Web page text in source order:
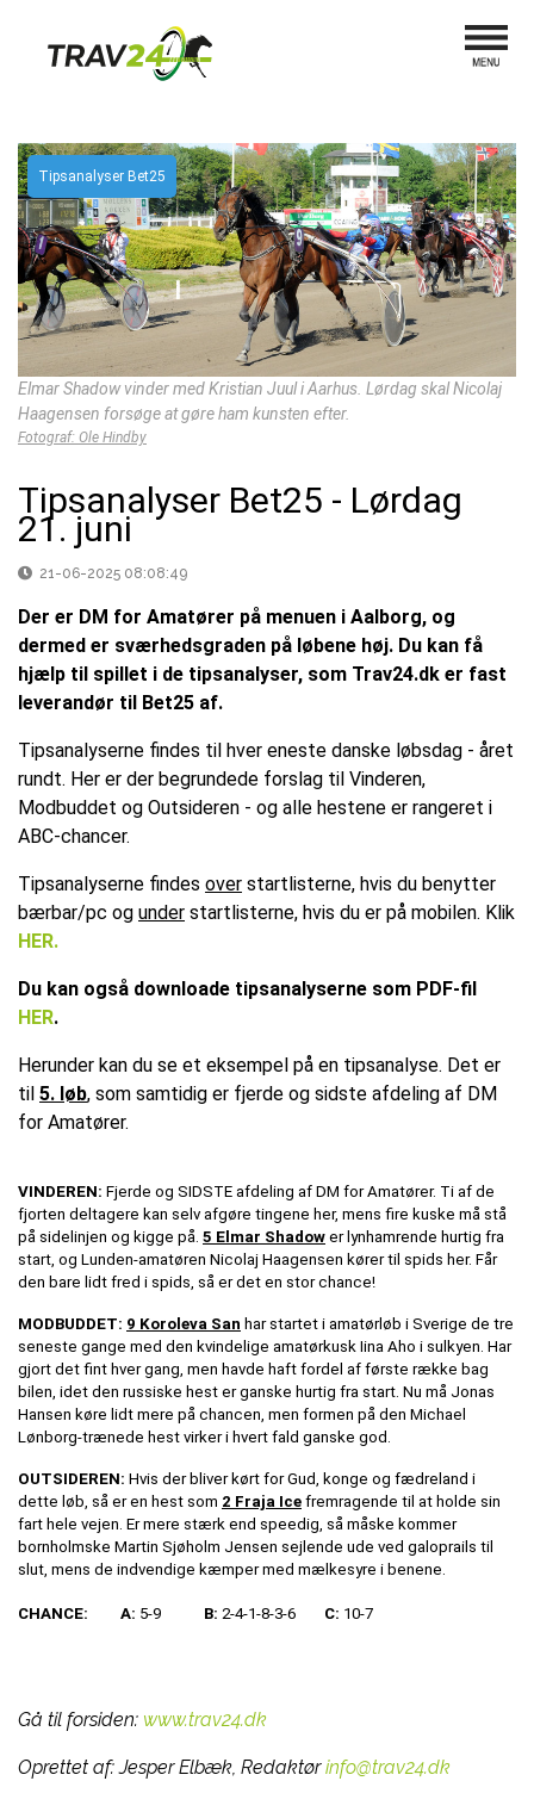
Tipsanalyser Bet25
Elmar Shadow vinder med Kristian Juul i Aarhus. Lørdag skal Nicolaj
Haagensen forsøge at gøre ham kunsten efter.
Fotograf: Ole Hindby
Tipsanalyser Bet25 - Lørdag
21. juni
21-06-2025 08:08:49
Der er DM for Amatører på menuen i Aalborg, og
dermed er sværhedsgraden på løbene høj. Du kan få
hjælp til spillet i de tipsanalyser, som Trav24.dk er fast
leverandør til Bet25 af.
Tipsanalyserne findes til hver eneste danske løbsdag - året
rundt. Her er der begrundede forslag til Vinderen,
Modbuddet og Outsideren - og alle hestene er rangeret i
ABC-chancer.
Tipsanalyserne findes over startlisterne, hvis du benytter
bærbar/pc og under startlisterne, hvis du er på mobilen. Klik
HER.
Du kan også downloade tipsanalyserne som PDF-fil
HER.
Herunder kan du se et eksempel på en tipsanalyse. Det er
til 5. løb, som samtidig er fjerde og sidste afdeling af DM
for Amatører.
VINDEREN: Fjerde og SIDSTE afdeling af DM for Amatører. Ti af de
fjorten deltagere kan selv afgøre tingene her, mens fire kuske må stå
på sidelinjen og kigge på. 5 Elmar Shadow er lynhamrende hurtig fra
start, og Lunden-amatøren Nicolaj Haagensen kører til spids her. Får
den bare lidt fred i spids, så er det en stor chance!
MODBUDDET: 9 Koroleva San har startet i amatørløb i Sverige de tre
seneste gange med den kvindelige amatørkusk Iina Aho i sulkyen. Har
gjort det fint hver gang, men havde haft fordel af første række bag
bilen, idet den russiske hest er ganske hurtig fra start. Nu må Jonas
Hansen køre lidt mere på chancen, men formen på den Michael
Lønborg-trænede hest virker i hvert fald ganske god.
OUTSIDEREN: Hvis der bliver kørt for Gud, konge og fædreland i
dette løb, så er en hest som 2 Fraja Ice fremragende til at holde sin
fart hele vejen. Er mere stærk end speedig, så måske kommer
bornholmske Martin Sjøholm Jensen sejlende ude ved galoprails til
slut, mens de indvendige kæmper med mælkesyre i benene.
CHANCE: A: 5-9 B: 2-4-1-8-3-6 C: 10-7
Gå til forsiden: www.trav24.dk
Oprettet af:Jesper Elbæk, Redaktør info@trav24.dk